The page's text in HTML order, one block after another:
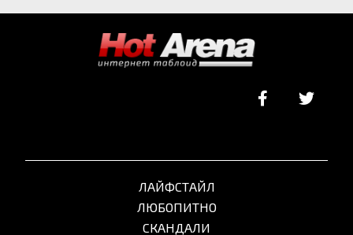
ЛАЙФСТАЙЛ
ЛЮБОПИТНО
СКАНДАЛИ